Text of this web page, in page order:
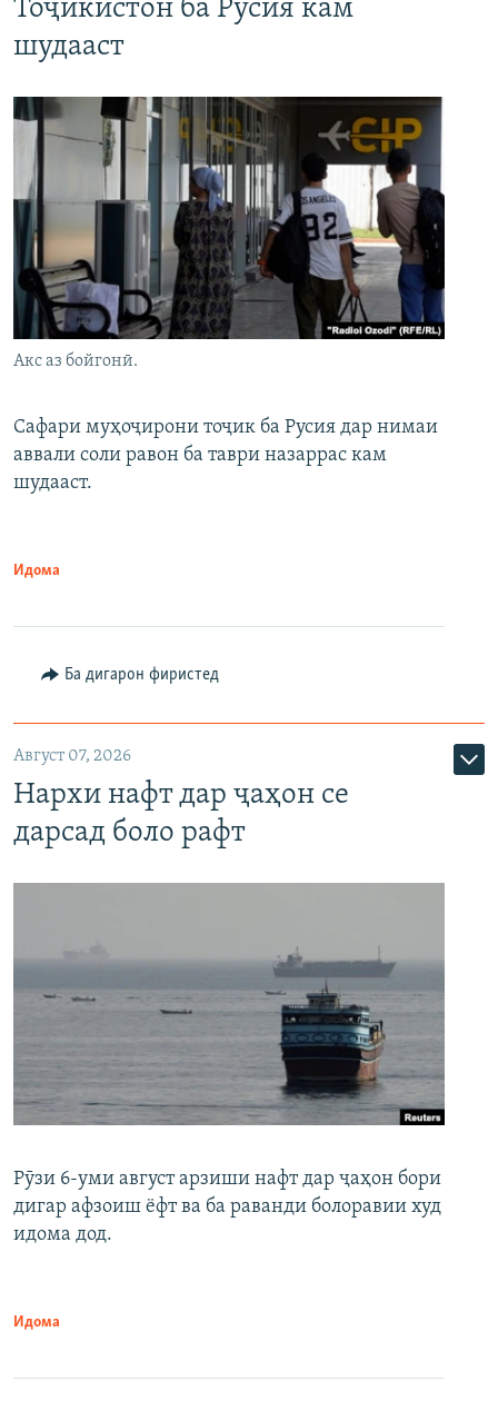
Тоҷикистон ба Русия кам
шудааст
Акс аз бойгонӣ.
Сафари муҳоҷирони тоҷик ба Русия дар нимаи
аввали соли равон ба таври назаррас кам
шудааст.
Идома
Ба дигарон фиристед
Август 07, 2026
Нархи нафт дар ҷаҳон се
дарсад боло рафт
Рӯзи 6-уми август арзиши нафт дар ҷаҳон бори
дигар афзоиш ёфт ва ба раванди болоравии худ
идома дод.
Идома